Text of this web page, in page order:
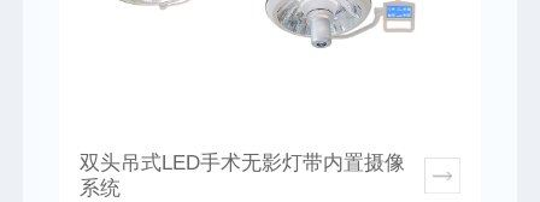
双头吊式LED手术无影灯带内置摄像
系统